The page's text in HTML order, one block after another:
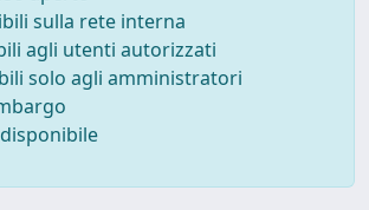
sulla rete interna
agli utenti autorizzati
solo agli amministratori